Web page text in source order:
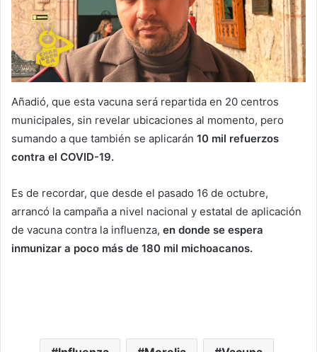
Añadió, que esta vacuna será repartida en 20 centros
municipales, sin revelar ubicaciones al momento, pero
sumando a que también se aplicarán 10 mil refuerzos
contra el COVID-19.
Es de recordar, que desde el pasado 16 de octubre,
arrancó la campaña a nivel nacional y estatal de aplicación
de vacuna contra la influenza, en donde se espera
inmunizar a poco más de 180 mil michoacanos.